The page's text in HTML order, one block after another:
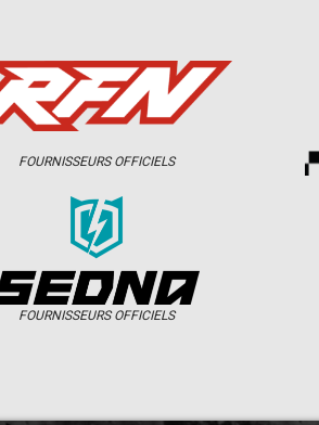
FOURNISSEURS OFFICIELS
FOURNISSEURS OFFICIELS